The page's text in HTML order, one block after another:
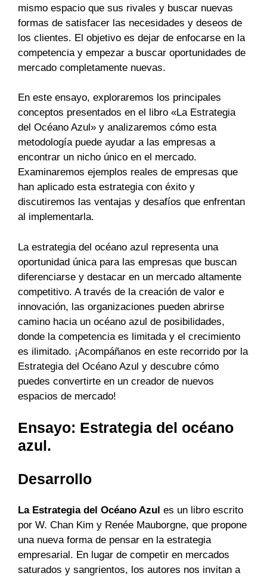
mismo espacio que sus rivales y buscar nuevas
formas de satisfacer las necesidades y deseos de
los clientes. El objetivo es dejar de enfocarse en la
competencia y empezar a buscar oportunidades de
mercado completamente nuevas.
En este ensayo, exploraremos los principales
conceptos presentados en el libro «La Estrategia
del Océano Azul» y analizaremos cómo esta
metodología puede ayudar a las empresas a
encontrar un nicho único en el mercado.
Examinaremos ejemplos reales de empresas que
han aplicado esta estrategia con éxito y
discutiremos las ventajas y desafíos que enfrentan
al implementarla.
La estrategia del océano azul representa una
oportunidad única para las empresas que buscan
diferenciarse y destacar en un mercado altamente
competitivo. A través de la creación de valor e
innovación, las organizaciones pueden abrirse
camino hacia un océano azul de posibilidades,
donde la competencia es limitada y el crecimiento
es ilimitado. ¡Acompáñanos en este recorrido por la
Estrategia del Océano Azul y descubre cómo
puedes convertirte en un creador de nuevos
espacios de mercado!
Ensayo: Estrategia del océano
azul.
Desarrollo
La Estrategia del Océano Azul es un libro escrito
por W. Chan Kim y Renée Mauborgne, que propone
una nueva forma de pensar en la estrategia
empresarial. En lugar de competir en mercados
saturados y sangrientos, los autores nos invitan a